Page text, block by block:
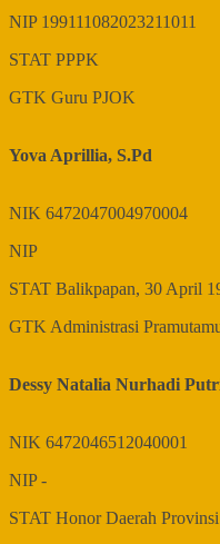
NIP 199111082023211011
STAT PPPK
GTK Guru PJOK
Yova Aprillia, S.Pd
NIK 6472047004970004
NIP
STAT Balikpapan, 30 April
GTK Administrasi
Dessy Natalia Nurhadi
NIK 6472046512040001
NIP-
STAT Honor Daerah Provinsi